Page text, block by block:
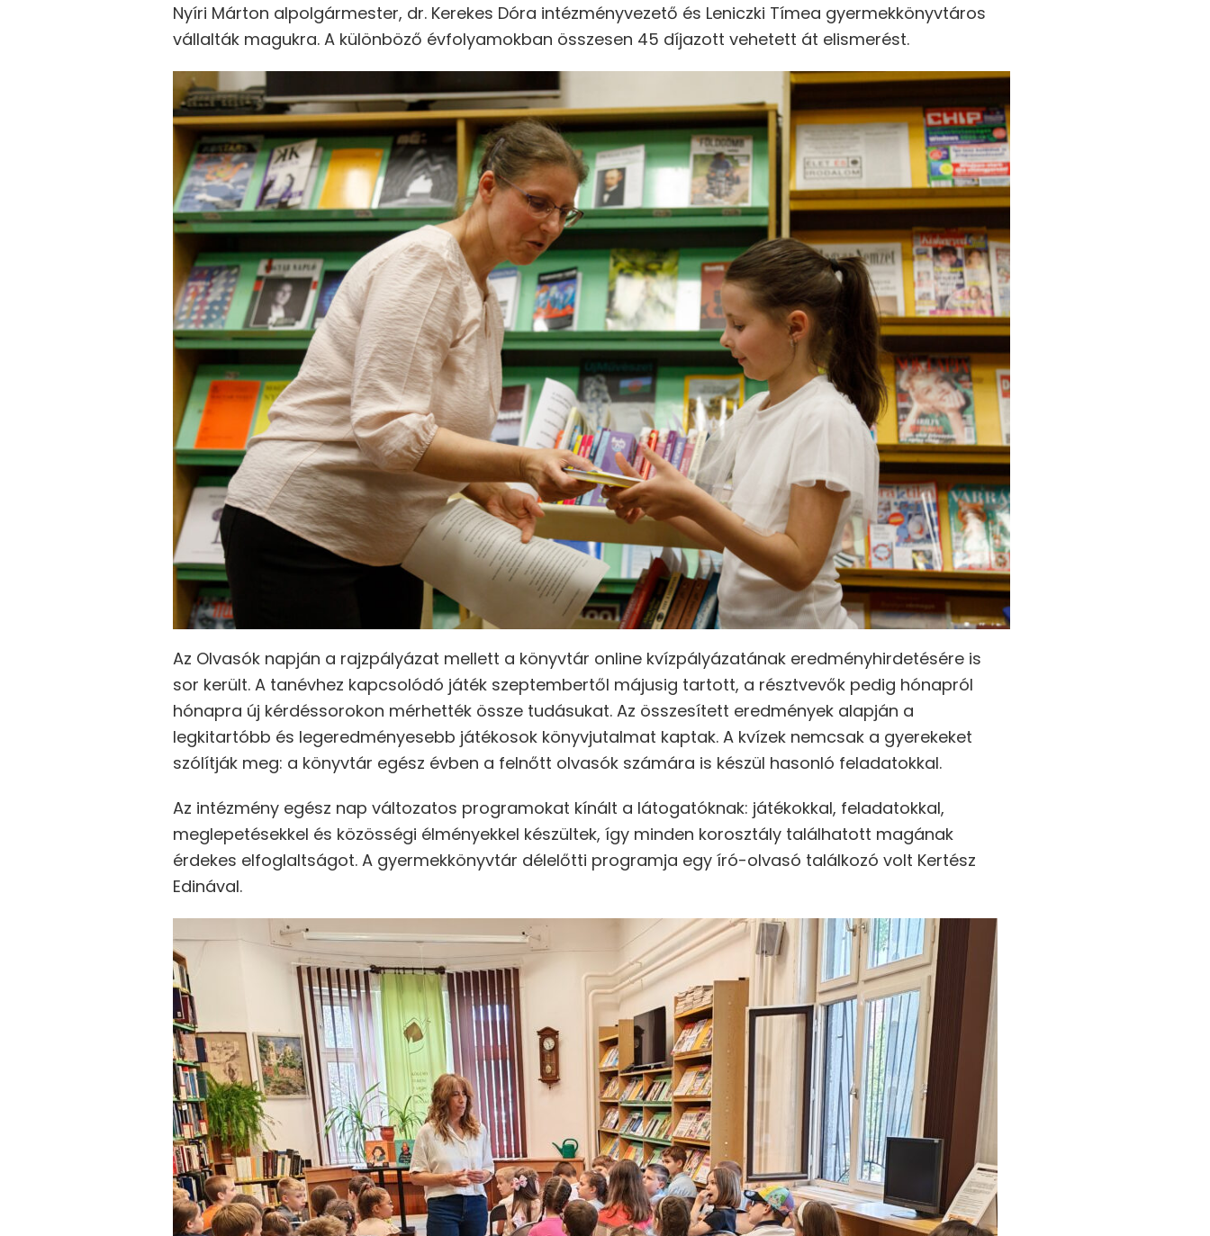
Nyíri Márton alpolgármester, dr. Kerekes Dóra intézményvezető és Leniczki Tímea gyermekkönyvtáros
vállalták magukra. A különböző évfolyamokban összesen 45 díjazott vehetett át elismerést.
Az Olvasók napján a rajzpályázat mellett a könyvtár online kvízpályázatának eredményhirdetésére is
sor került. A tanévhez kapcsolódó játék szeptembertől májusig tartott, a résztvevők pedig hónapról
hónapra új kérdéssorokon mérhették össze tudásukat. Az összesített eredmények alapján a
legkitartóbb és legeredményesebb játékosok könyvjutalmat kaptak. A kvízek nemcsak a gyerekeket
szólítják meg: a könyvtár egész évben a felnőtt olvasók számára is készül hasonló feladatokkal.
Az intézmény egész nap változatos programokat kínált a látogatóknak: játékokkal, feladatokkal,
meglepetésekkel és közösségi élményekkel készültek, így minden korosztály találhatott magának
érdekes elfoglaltságot. A gyermekkönyvtár délelőtti programja egy író-olvasó találkozó volt Kertész
Edinával.